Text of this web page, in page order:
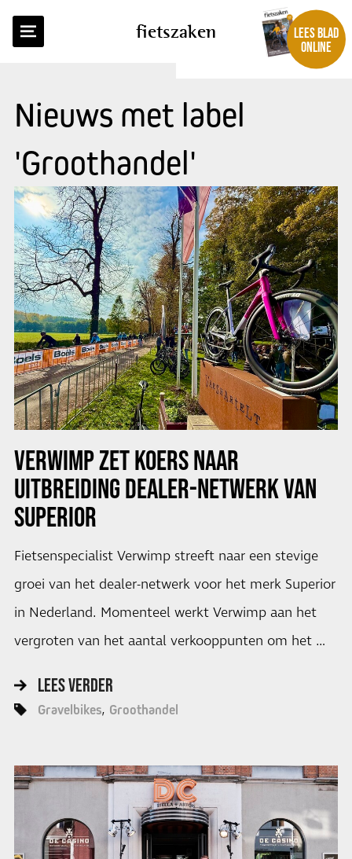
fietszaken
LEES BLAD
ONLINE
Nieuws met label
'Groothandel'
VERWIMP ZET KOERS NAAR
UITBREIDING DEALER-NETWERK VAN
SUPERIOR
Fietsenspecialist Verwimp streeft naar een stevige
groei van het dealer-netwerk voor het merk Superior
in Nederland. Momenteel werkt Verwimp aan het
vergroten van het aantal verkooppunten om het …
LEES VERDER
Gravelbikes Groothandel